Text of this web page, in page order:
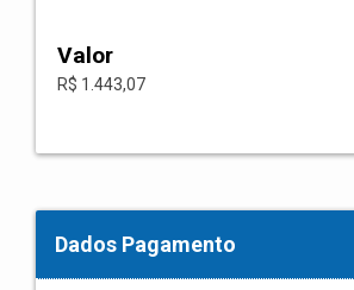
Valor
R$ 1.443,07
Dados Pagamento